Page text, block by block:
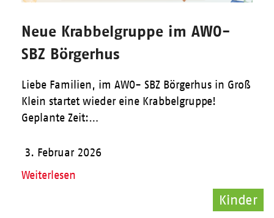
Pflege
Kinder
Kinder
Neue Krabbelgruppe im AWO-
SBZ Börgerhus
Liebe Familien, im AWO- SBZ Börgerhus in Groß
Klein startet wieder eine Krabbelgruppe!
Geplante Zeit:…
3. Februar 2026
Weiterlesen